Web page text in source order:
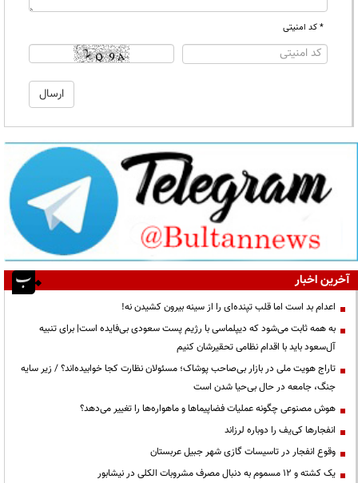
* کد امنیتی
آخرین اخبار
اعدام بد است اما قلب تپنده‌ای را از سینه بیرون کشیدن نه!
به همه ثابت می‌شود که دیپلماسی با رژیم پست سعودی بی‌فایده است| برای تنبیه
آل‌سعود باید با اقدام نظامی تحقیرشان کنیم
تاراج هویت ملی در بازار بی‌صاحب پوشاک؛ مسئولان نظارت کجا خوابیده‌اند؟ / زیر سایه
جنگ، جامعه در حال بی‌حیا شدن است
هوش مصنوعی چگونه عملیات فضاپیماها و ماهواره‌ها را تغییر می‌دهد؟
انفجارها کی‌یف را دوباره لرزاند
وقوع انفجار در تاسیسات گازی شهر جبیل عربستان
یک کشته و ۱۲ مسموم به دنبال مصرف مشروبات الکلی در نیشابور